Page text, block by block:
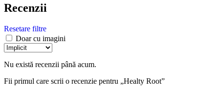
Recenzii
Resetare filtre
Doar cu imagini
Nu există recenzii până acum.
Fii primul care scrii o recenzie pentru „Healty Root”